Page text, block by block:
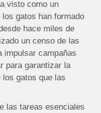
visto como un
gatos han formado
hace miles de
un censo de las
impulsar campañas
para garantizar la
gatos que las
las tareas esenciales